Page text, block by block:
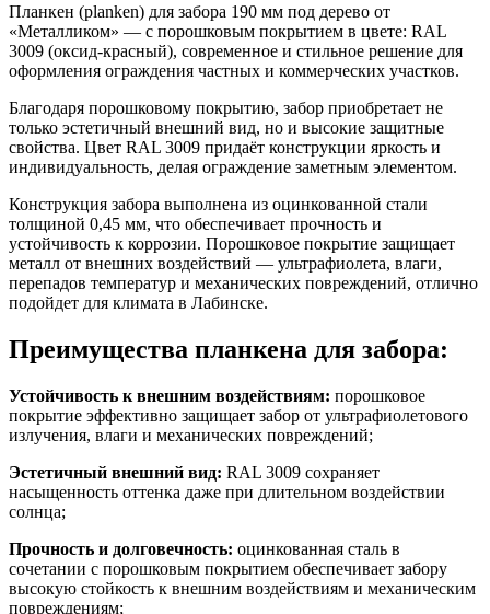
Планкен (planken) для забора 190 мм под дерево от
«Металликом» — с порошковым покрытием в цвете: RAL
3009 (оксид-красный), современное и стильное решение для
оформления ограждения частных и коммерческих участков.
Благодаря порошковому покрытию, забор приобретает не
только эстетичный внешний вид, но и высокие защитные
свойства. Цвет RAL 3009 придаёт конструкции яркость и
индивидуальность, делая ограждение заметным элементом.
Конструкция забора выполнена из оцинкованной стали
толщиной 0,45 мм, что обеспечивает прочность и
устойчивость к коррозии. Порошковое покрытие защищает
металл от внешних воздействий — ультрафиолета, влаги,
перепадов температур и механических повреждений, отлично
подойдет для климата в Лабинске.
Преимущества планкена для забора:
Устойчивость к внешним воздействиям: порошковое
покрытие эффективно защищает забор от ультрафиолетового
излучения, влаги и механических повреждений;
Эстетичный внешний вид: RAL 3009 сохраняет
насыщенность оттенка даже при длительном воздействии
солнца;
Прочность и долговечность: оцинкованная сталь в
сочетании с порошковым покрытием обеспечивает забору
высокую стойкость к внешним воздействиям и механическим
повреждениям;